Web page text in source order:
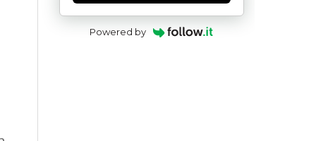
Powered by